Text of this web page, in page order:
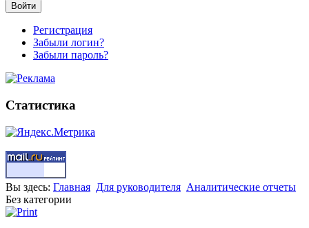
Войти
Регистрация
Забыли логин?
Забыли пароль?
Статистика
Вы здесь: Главная Для руководителя Аналитические отчеты
Без категории